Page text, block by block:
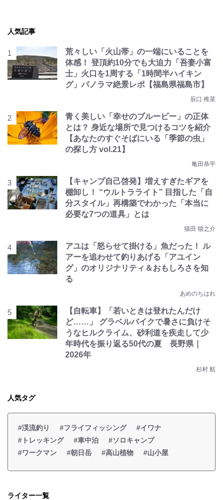
人気記事
荒々しい「火山帯」の一端にいることを
体感！ 登頂約10分でも大迫力「吾妻小富
士」火口を1周する「1時間半ハイキン
グ」パノラマ絶景レポ【福島県福島市】
辰口 稚菜
青く美しい「幸せのブルービー」の正体
とは？ 身近な場所で見つけるコツを紹介
【あなたのすぐそばにいる「季節の虫」
の探し方 vol.21】
亀田恭平
【キャンプ自己啓発】増えすぎたギアを
棚卸し！ “ウルトラライト” 目指した「自
分スタイル」再構築でわかった「本当に
必要な7つの道具」とは
猫田 猫之介
アユは「怒らせて掛ける」魚だった！ ル
アーを追わせて釣りあげる「アユイン
グ」のオリジナリティ＆おもしろさを知
る
あめのちはれ
【自転車】「若いときは登れたんだけ
ど……」 グラベルバイクで暑さに負けそ
うなヒルクライム、砂利道を疾走して少
年時代を振り返る50代の夏 長野県｜
2026年
杉村 航
人気タグ
#渓流釣り #フライフィッシング
#イワナ
#トレッキング
#車中泊
#ソロキャンプ
#ワークマン
#朝日岳 #高山植物 #山小屋
ライター一覧